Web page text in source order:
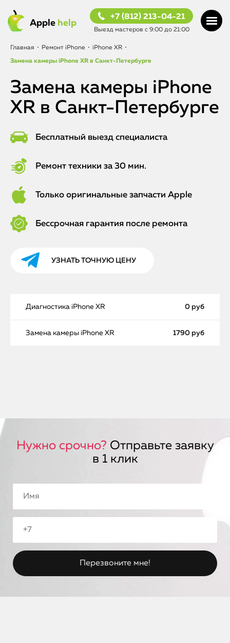
Apple help
+7 (812) 213-04-21
Выезд мастеров с 9:00 до 21:00
Главная • Ремонт iPhone • iPhone XR •
Замена камеры iPhone XR в Санкт-Петербурге
Замена камеры iPhone
XR в Санкт-Петербурге
Бесплатный выезд специалиста
Ремонт техники за 30 мин.
Только оригинальные запчасти Apple
Бессрочная гарантия после ремонта
УЗНАТЬ ТОЧНУЮ ЦЕНУ
Диагностика iPhone XR 0 руб
Замена камеры iPhone XR 1790 руб
Нужно срочно? Отправьте заявку
в 1 клик